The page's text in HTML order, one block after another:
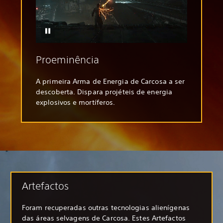
Proeminência
A primeira Arma de Energia de Carcosa a ser
descoberta. Dispara projéteis de energia
explosivos e mortíferos.
Artefactos
Foram recuperadas outras tecnologias alienígenas
das áreas selvagens de Carcosa. Estes Artefactos